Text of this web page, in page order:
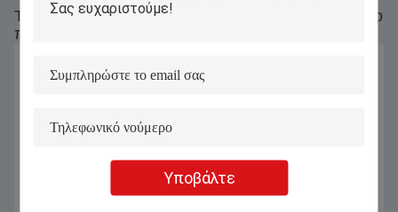
Υποβάλτε
Τρίτον, ο εκτυπωτής λέιζερ είναι πιο φιλικός προς το
περιβάλλον.